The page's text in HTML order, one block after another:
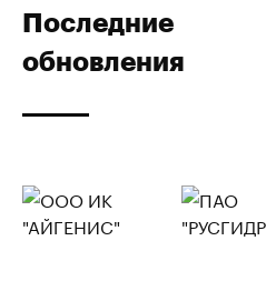
Последние
обновления